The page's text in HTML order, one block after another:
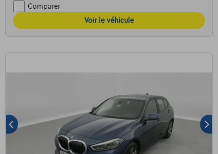
Comparer
Voir le véhicule